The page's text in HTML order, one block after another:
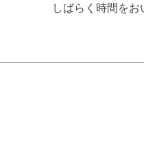
しばらく時間を